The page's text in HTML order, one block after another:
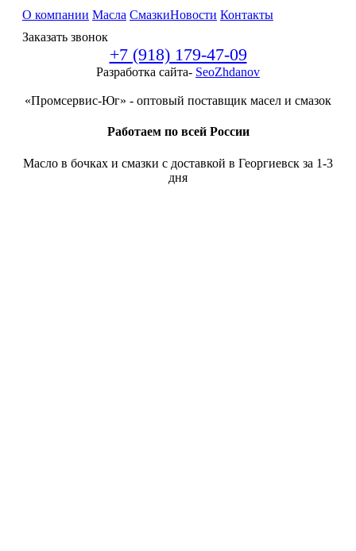
О компании Масла СмазкиНовости Контакты
Заказать звонок
+7 (918) 179-47-09
Разработка сайта- SeoZhdanov
«Промсервис-Юг» - оптовый поставщик масел и смазок
Работаем по всей России
Масло в бочках и смазки с доставкой в Георгиевск за 1-3
дня